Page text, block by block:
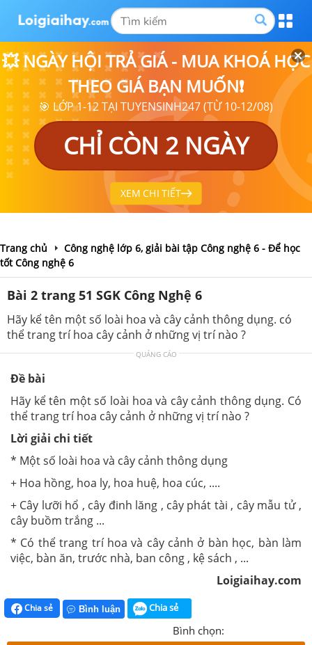
💥 NGÀY HỘI TRẢ GIÁ - MUA KHOÁ HỌC
THEO GIÁ BẠN MUỐN❗
🎯 LỚP 1-12 TẠI TUYENSINH247 (TỪ 10-12/08)
CHỈ CÒN 2 NGÀY
XEM CHI TIẾT
Trang chủ
Công nghệ lớp 6, giải bài tập Công nghệ 6 - Để học
tốt Công nghệ 6
Bài 2 trang 51 SGK Công Nghệ 6
Hãy kể tên một số loài hoa và cây cảnh thông dụng. có
thể trang trí hoa cây cảnh ở những vị trí nào ?
QUẢNG CÁO
Đề bài
Hãy kể tên một số loài hoa và cây cảnh thông dụng. Có
thể trang trí hoa cây cảnh ở những vị trí nào ?
Lời giải chi tiết
* Một số loài hoa và cây cảnh thông dụng
+ Hoa hồng, hoa ly, hoa huệ, hoa cúc, ....
+ Cây lưỡi hổ , cây đinh lăng , cây phát tài , cây mẫu tử ,
cây buồm trắng ...
* Có thể trang trí hoa và cây cảnh ở bàn học, bàn làm
việc, bàn ăn, trước nhà, ban công , kệ sách , ...
Loigiaihay.com
Chia sẻ Bình luận Chia sẻ
Bình chọn: